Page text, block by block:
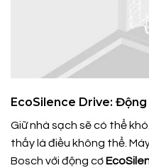
EcoSilence Drive:
Giữ nhà sạch sẽ có thể
thấy là điều không thể.
Bosch với động cơ